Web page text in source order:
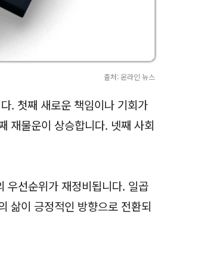
출처: 온라인 뉴스
. 첫째 새로운 책임이나 기회가
재물운이 상승합니다. 넷째 사회
우선순위가 재정비됩니다. 일곱
삶이 긍정적인 방향으로 전환되